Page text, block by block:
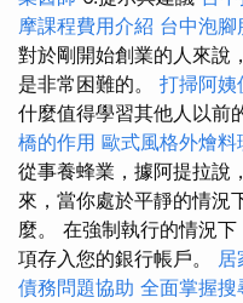
摩課程費用介紹 台中泡腳
對於剛開始創業的人來說
是非常困難的。 打掃阿姨
什麼值得學習其他人以前
橋的作用 歐式風格外燴料
從事養蜂業，據阿提拉說
來，當你處於平靜的情況
麼。 在強制執行的情況
項存入您的銀行帳戶。
債務問題協助 全面掌握搜